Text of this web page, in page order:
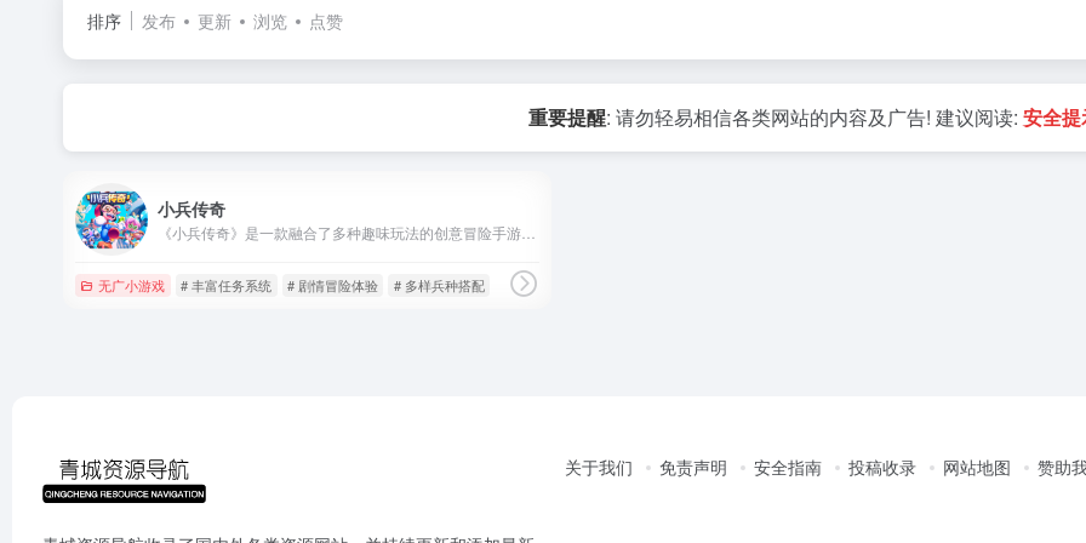
排序 发布 更新 浏览 点赞
重要提醒: 请勿轻易相信各类网站的内容及广告! 建议阅读: 安全提
小兵传奇
无广小游戏 # 丰富任务系统 # 剧情冒险体验 # 多样兵种搭配
关于我们 免责声明 安全指南 投稿收录 网站地图 赞助